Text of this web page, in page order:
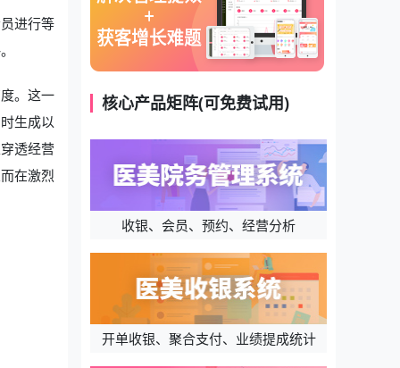
进行等
。这一
生成以
透经营
在激烈
核心产品矩阵(可免费试用)
收银、会员、预约、经营分析
开单收银、聚合支付、业绩提成统计